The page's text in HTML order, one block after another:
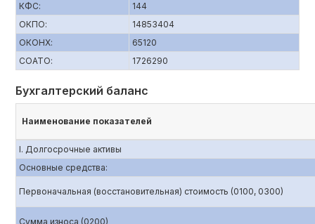
КФС:
144
ОКПО:
14853404
ОКОНХ:
65120
СОАТО:
1726290
Бухгалтерский баланс
Наименование показателей
I. Долгосрочные активы
Основные средства:
Первоначальная (восстановительная) стоимость (0100, 0300)
Сумма износа (0200)